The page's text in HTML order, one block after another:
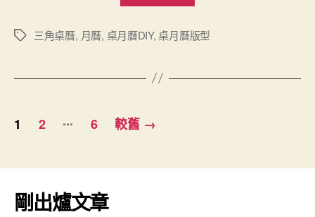
曆
輯
鐘
標
三角桌曆, 月曆, 桌月曆DIY,桌月曆版型
文
分
頁
1 2 ... 6 較舊 →
剛出爐文章